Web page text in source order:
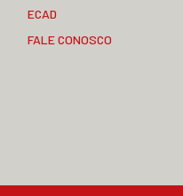
ECAD
FALE CONOSCO